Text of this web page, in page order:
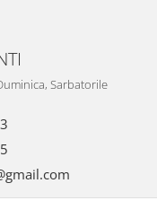
Sarbatorile